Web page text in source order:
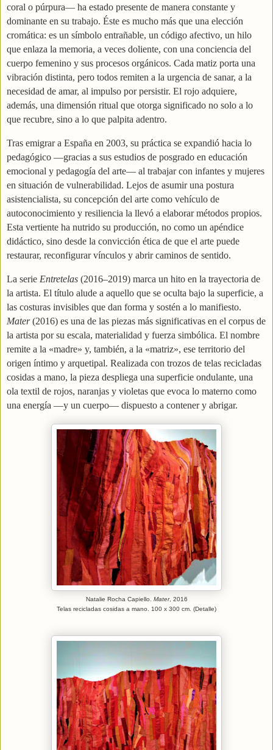
coral o púrpura— ha estado presente de manera constante y
dominante en su trabajo. Éste es mucho más que una elección
cromática: es un símbolo entrañable, un código afectivo, un hilo
que enlaza la memoria, a veces doliente, con una conciencia del
cuerpo femenino y sus procesos orgánicos. Cada matiz porta una
vibración distinta, pero todos remiten a la urgencia de sanar, a la
necesidad de amar, al impulso por persistir. El rojo adquiere,
además, una dimensión ritual que otorga significado no solo a lo
que recubre, sino a lo que palpita adentro.
Tras emigrar a España en 2003, su práctica se expandió hacia lo
pedagógico —gracias a sus estudios de posgrado en educación
emocional y pedagogía del arte— al trabajar con infantes y mujeres
en situación de vulnerabilidad. Lejos de asumir una postura
asistencialista, su concepción del arte como vehículo de
autoconocimiento y resiliencia la llevó a elaborar métodos propios.
Esta vertiente ha nutrido su producción, no como un apéndice
didáctico, sino desde la convicción ética de que el arte puede
restaurar, reconfigurar vínculos y abrir caminos de sentido.
La serie Entretelas (2016–2019) marca un hito en la trayectoria de
la artista. El título alude a aquello que se oculta bajo la superficie, a
las costuras invisibles que dan forma y sostén a lo manifiesto.
Mater(2016) es una de las piezas más significativas en el corpus de
la artista por su escala, materialidad y fuerza simbólica. El nombre
remite a la «madre» y, también, a la «matriz», ese territorio del
origen íntimo y arquetipal. Realizada con trozos de telas recicladas
cosidas a mano, la pieza despliega una superficie ondulante, una
ola textil de rojos, naranjas y violetas que evoca lo materno como
una energía —y un cuerpo— dispuesto a contener y abrigar.
Natalie Rocha Capiello. Mater, 2016
Telas recicladas cosidas a mano. 100 x 300 cm. (Detalle)